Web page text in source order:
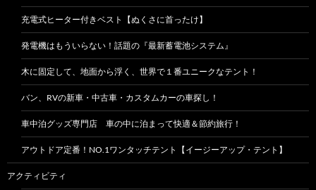
充電式ヒーター付きベスト【ぬくさに首ったけ】
発電機はもういらない！話題の『最新蓄電池システム』
木に固定して、地面から浮く、世界で１番ユニークなテント！
バン、RVの新車・中古車・カスタムカーの車探し！
車中泊グッズ専門店 車の中に泊まって快適＆節約旅行！
アウトドア定番！NO.1ワンタッチテント【イージーアップ・テント】
アクティビティ